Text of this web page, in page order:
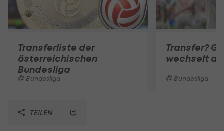
Transferliste der
österreichischen
Bundesliga
Bundesliga
Transfer?
wechselt
Bundesliga
TEILEN